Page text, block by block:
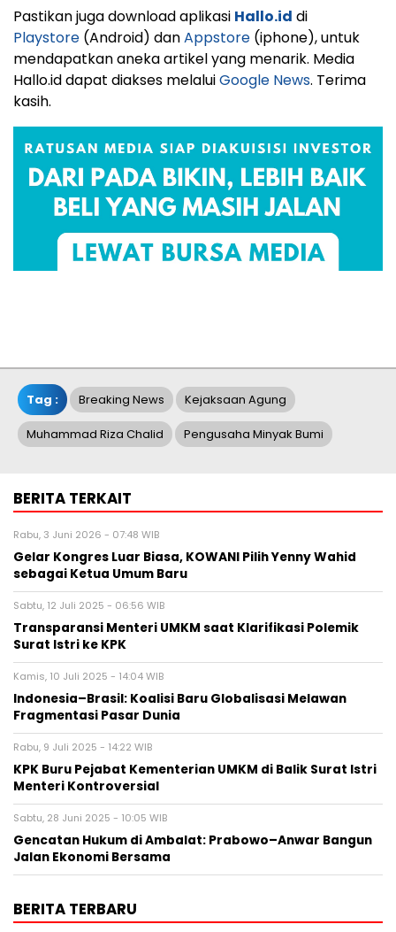
Pastikan juga download aplikasi Hallo.id di
Playstore (Android) danAppstore (iphone), untuk
mendapatkan aneka artikel yang menarik. Media
Hallo.id dapat diakses melaluiGoogle News. Terima
kasih.
Tag : Breaking News Kejaksaan Agung
Muhammad Riza Chalid Pengusaha Minyak Bumi
BERITA TERKAIT
Rabu, 3 Juni 2026 - 07:48 WIB
Gelar Kongres Luar Biasa, KOWANI Pilih Yenny Wahid
sebagai Ketua Umum Baru
Sabtu, 12 Juli 2025 - 06:56 WIB
Transparansi Menteri UMKM saat Klarifikasi Polemik
Surat Istri ke KPK
Kamis, 10 Juli 2025 - 14:04 WIB
Indonesia–Brasil: Koalisi Baru Globalisasi Melawan
Fragmentasi Pasar Dunia
Rabu, 9 Juli 2025 - 14:22 WIB
KPK Buru Pejabat Kementerian UMKM di Balik Surat Istri
Menteri Kontroversial
Sabtu, 28 Juni 2025 - 10:05 WIB
Gencatan Hukum di Ambalat: Prabowo–Anwar Bangun
Jalan Ekonomi Bersama
BERITA TERBARU